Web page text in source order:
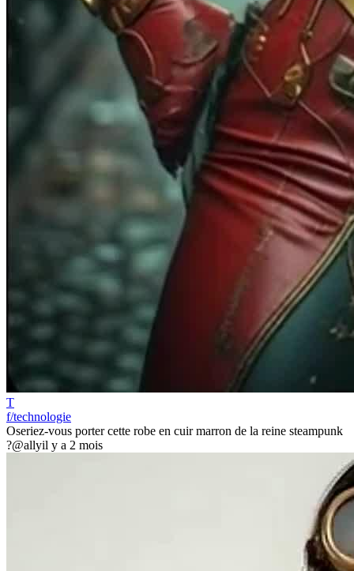
T
f/technologie
Oseriez-vous porter cette robe en cuir marron de la reine steampunk
?@allyil y a 2 mois